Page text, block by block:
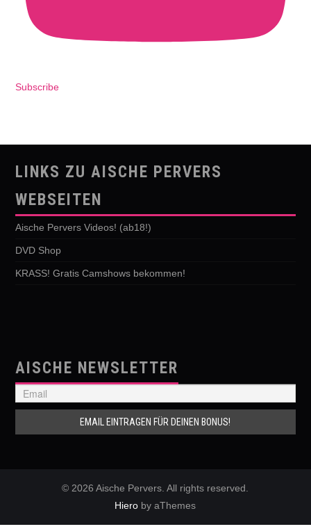
Subscribe
LINKS ZU AISCHE PERVERS
WEBSEITEN
Aische Pervers Videos! (ab18!)
DVD Shop
KRASS! Gratis Camshows bekommen!
AISCHE NEWSLETTER
© 2026 Aische Pervers. All rights reserved.
Hiero by aThemes